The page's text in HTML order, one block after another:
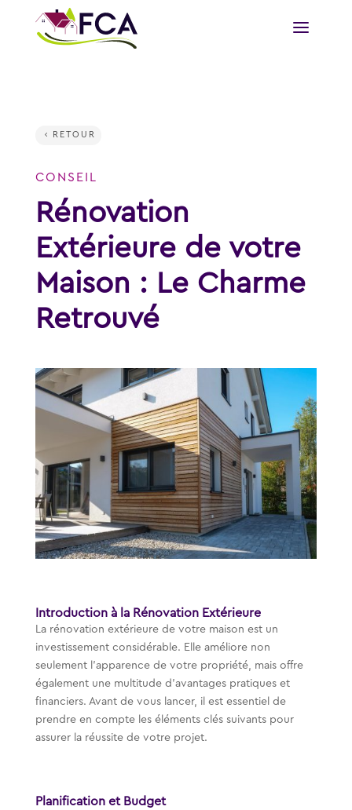
RETOUR
CONSEIL
Rénovation
Extérieure de votre
Maison : Le Charme
Retrouvé
Introduction à la Rénovation Extérieure
La rénovation extérieure de votre maison est un
investissement considérable. Elle améliore non
seulement l’apparence de votre propriété, mais offre
également une multitude d’avantages pratiques et
financiers. Avant de vous lancer, il est essentiel de
prendre en compte les éléments clés suivants pour
assurer la réussite de votre projet.
Planification et Budget